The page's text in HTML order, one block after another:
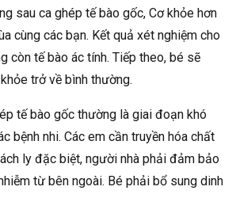
sau ca ghép tế bào gốc, Cơ khỏe hơn
cùng các bạn. Kết quả xét nghiệm cho
còn tế bào ác tính. Tiếp theo, bé sẽ
trở về bình thường.
tế bào gốc thường là giai đoạn khó
bệnh nhi. Các em cần truyền hóa chất
ly đặc biệt, người nhà phải đảm bảo
từ bên ngoài. Bé phải bổ sung dinh